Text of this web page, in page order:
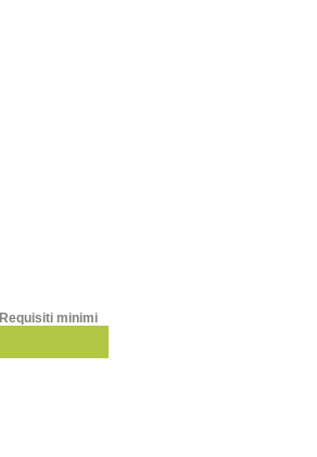
Requisiti minimi